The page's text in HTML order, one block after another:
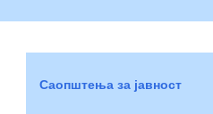
Саопштења за јавност